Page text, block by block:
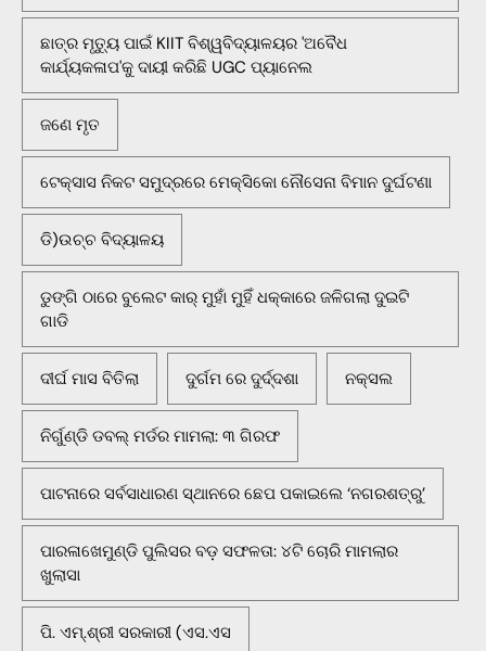
ଛାତ୍ର ମୃତ୍ୟୁ ପାଇଁ KIIT ବିଶ୍ୱବିଦ୍ୟାଳୟର 'ଅବୈଧ
କାର୍ଯ୍ୟକଳାପ'କୁ ଦାୟୀ କରିଛି UGC ପ୍ୟାନେଲ
ଜଣେ ମୃତ
ଟେକ୍ସାସ ନିକଟ ସମୁଦ୍ରରେ ମେକ୍ସିକୋ ନୌସେନା ବିମାନ ଦୁର୍ଘଟଣା
ଡି)ଉଚ୍ଚ ବିଦ୍ୟାଳୟ
ଡୁଙ୍ଗି ଠାରେ ବୁଲେଟ କାର୍ ମୁହାଁ ମୁହିଁ ଧକ୍କାରେ ଜଳିଗଲା ଦୁଇଟି
ଗାଡି
ଦୀର୍ଘ ମାସ ବିତିଲା ଦୁର୍ଗମ ରେ ଦୁର୍ଦ୍ଦଶା ନକ୍ସଲ
ନିର୍ଗୁଣ୍ଡି ଡବଲ୍ ମର୍ଡର ମାମଲା: ୩ ଗିରଫ
ପାଟନାରେ ସର୍ବସାଧାରଣ ସ୍ଥାନରେ ଛେପ ପକାଇଲେ ‘ନଗରଶତ୍ରୁ’
ପାରଳାଖେମୁଣ୍ଡି ପୁଲିସର ବଡ଼ ସଫଳତା: ୪ଟି ଚୋରି ମାମଲାର
ଖୁଲାସା
ପି. ଏମ୍.ଶ୍ରୀ ସରକାରୀ (ଏସ.ଏସ